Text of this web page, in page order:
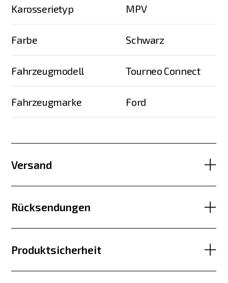
Karosserietyp MPV
Farbe Schwarz
Fahrzeugmodell Tourneo Connect
Fahrzeugmarke Ford
Versand
Rücksendungen
Produktsicherheit